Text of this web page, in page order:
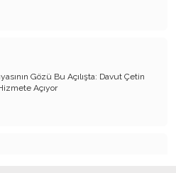
oturdu!..
yok!..
mi teslim ediliyor?
Turizm Bakanı!..
Gözü Bu Açılışta: Davut Çetin
Açıyor